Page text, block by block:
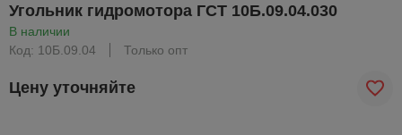
Угольник гидромотора ГСТ 10Б.09.04.030
В наличии
Код: 10Б.09.04
Только опт
Цену уточняйте